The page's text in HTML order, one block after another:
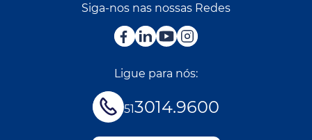
Siga-nos nas nossas Redes
Ligue para nós:
513014.9600